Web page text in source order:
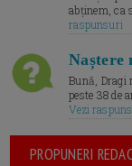
abținem, ca
raspunsuri
Naștere
Bună, Dragi
peste 38 de
Vezi
PROPUNERI